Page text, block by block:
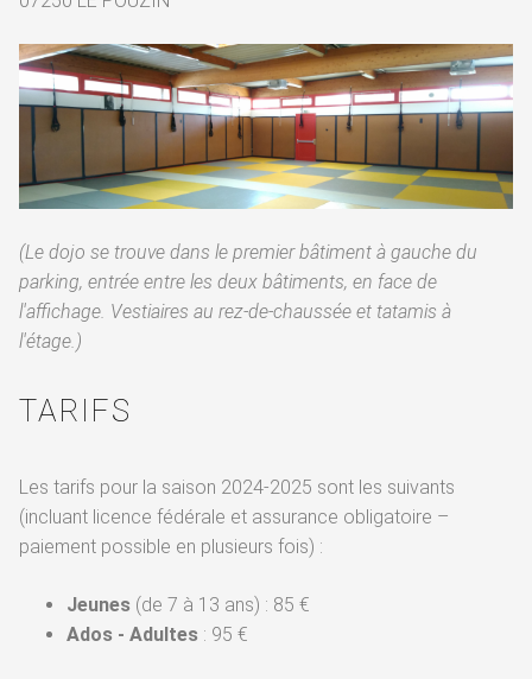
(Le dojo se trouve dans le premier bâtiment à gauche du
parking, entrée entre les deux bâtiments, en face de
l'affichage. Vestiaires au rez-de-chaussée et tatamis à
l'étage.)
TARIFS
Les tarifs pour la saison 2024-2025 sont les suivants
(incluant licence fédérale et assurance obligatoire –
paiement possible en plusieurs fois) :
Jeunes (de 7 à 13 ans) : 85 €
Ados - Adultes : 95 €